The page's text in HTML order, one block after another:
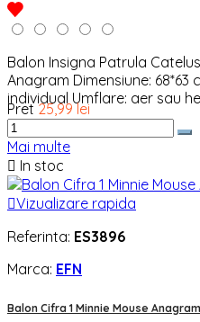
Balon Insigna Patrula
Anagram Dimensiune: 68*63
individual Umflare: aer sau
Pret 25,99 lei
Mai multe
 In stoc
Vizualizare rapida
Referinta: ES3896
Marca: EFN
Balon Cifra 1 Minnie Mouse